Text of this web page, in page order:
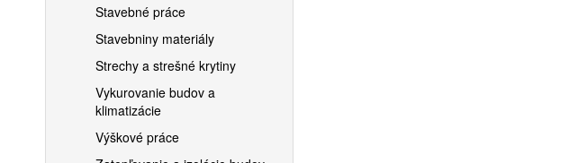
Stavebné práce
Stavebniny materiály
Strechy a strešné krytiny
Vykurovanie budov a
klimatizácie
Výškové práce